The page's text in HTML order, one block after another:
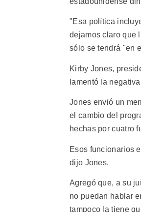
"Esa política
dejamos claro que
sólo se tendrá "en
Kirby Jones,
lamentó la
Jones envió un
el cambio del
hechas por cuatro
Esos funcionarios
dijo Jones.
Agregó que, a su
no puedan hablar
tampoco la tiene